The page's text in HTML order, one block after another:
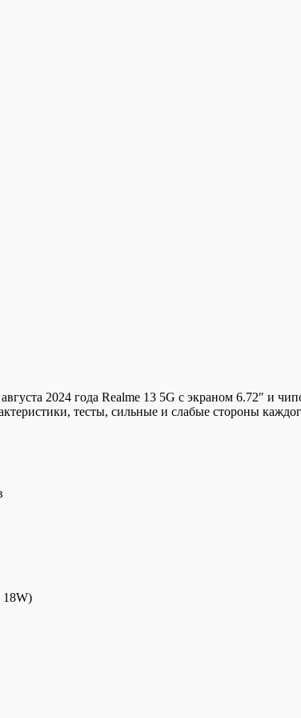
2024 года Realme 13 5G с экраном 6.72″ и
тесты, сильные и слабые стороны
18W)